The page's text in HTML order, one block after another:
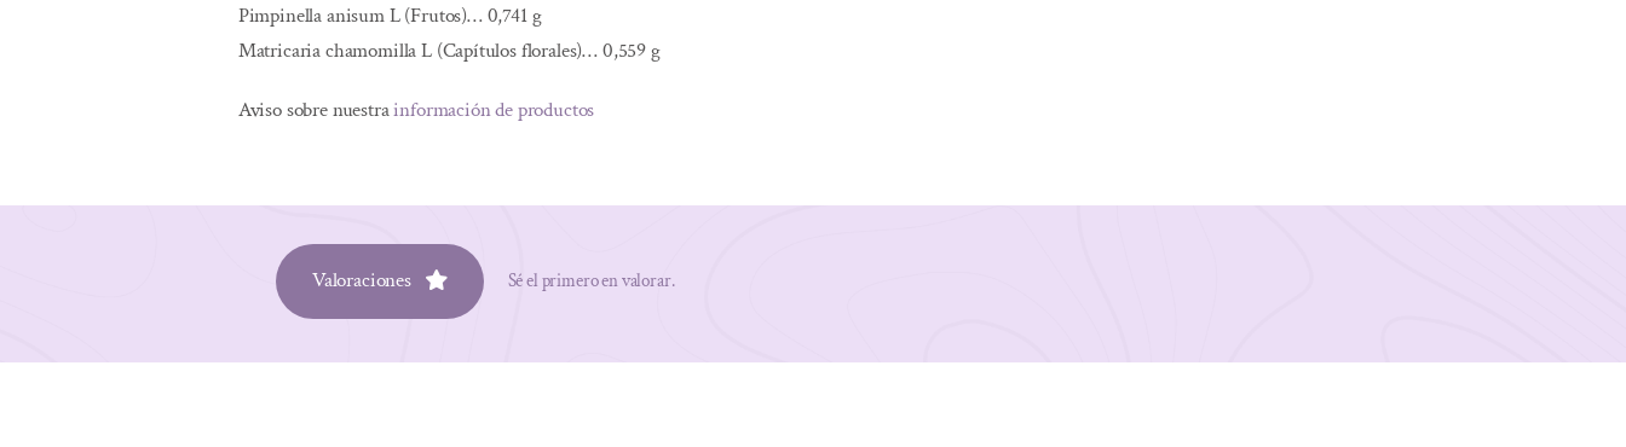
Pimpinella anisum L (Frutos)… 0,741 g
Matricaria chamomilla L (Capítulos florales)… 0,559 g
Aviso sobre nuestrainformación de productos
Valoraciones Sé el primero en valorar.